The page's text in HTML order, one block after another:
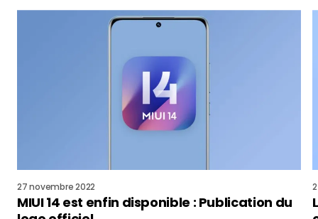
27 novembre 2022
MIUI 14 est enfin disponible : Publication du